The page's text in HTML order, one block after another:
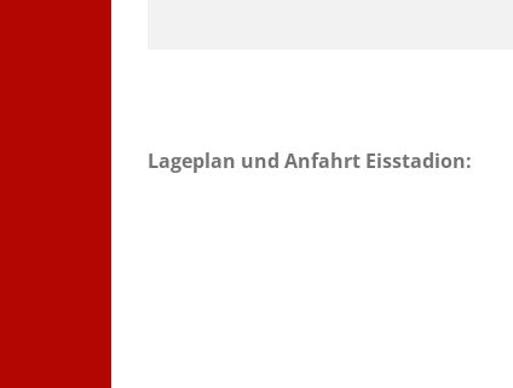
Lageplan und Anfahrt Eisstadion: